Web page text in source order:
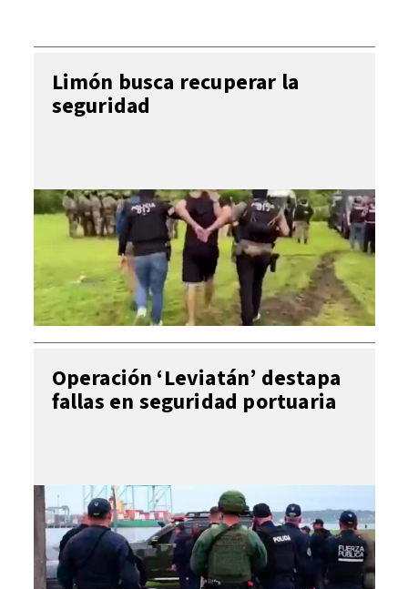
Limón busca recuperar la
seguridad
Operación ‘Leviatán’ destapa
fallas en seguridad portuaria